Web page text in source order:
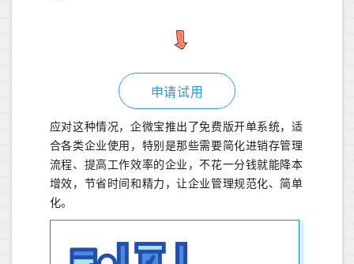
申请试用
应对这种情况，企微宝推出了免费版开单系统，适
合各类企业使用，特别是那些需要简化进销存管理
流程、提高工作效率的企业，不花一分钱就能降本
增效，节省时间和精力，让企业管理规范化、简单
化。